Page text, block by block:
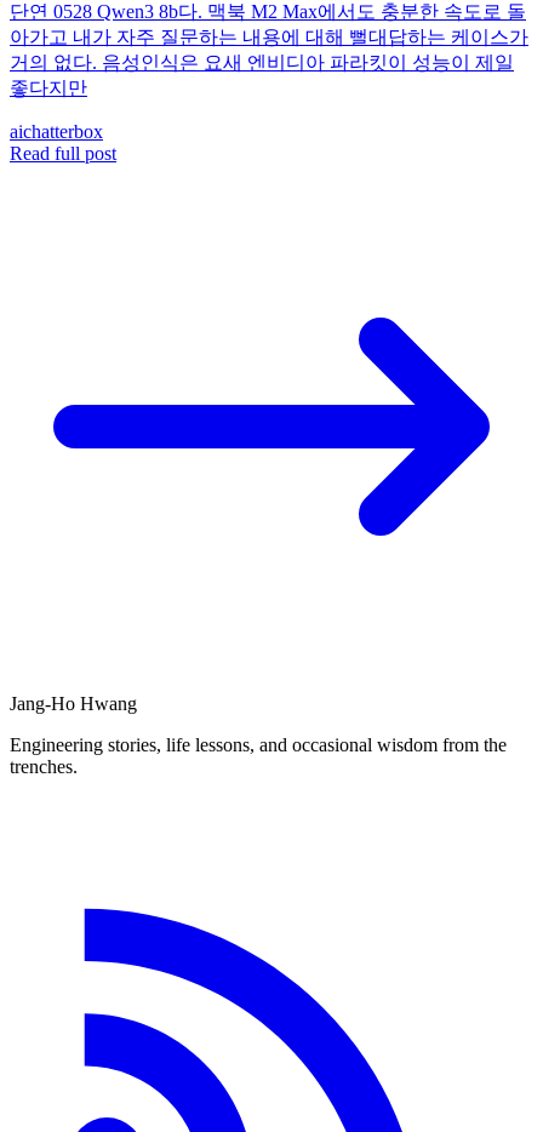
단연 0528 Qwen3 8b다. 맥북 M2 Max에서도 충분한 속도로 돌
아가고 내가 자주 질문하는 내용에 대해 뻘대답하는 케이스가
거의 없다. 음성인식은 요새 엔비디아 파라킷이 성능이 제일
좋다지만
aichatterbox
Read full post
Jang-Ho Hwang
Engineering stories, life lessons, and occasional wisdom from the
trenches.